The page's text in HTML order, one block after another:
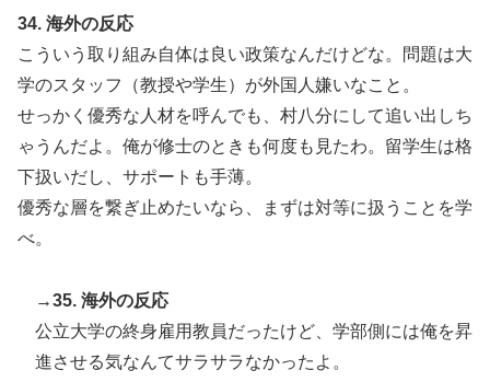
34. 海外の反応
こういう取り組み自体は良い政策なんだけどな。問題は大
学のスタッフ（教授や学生）が外国人嫌いなこと。
せっかく優秀な人材を呼んでも、村八分にして追い出しち
ゃうんだよ。俺が修士のときも何度も見たわ。留学生は格
下扱いだし、サポートも手薄。
優秀な層を繋ぎ止めたいなら、まずは対等に扱うことを学
べ。
→35. 海外の反応
公立大学の終身雇用教員だったけど、学部側には俺を昇
進させる気なんてサラサラなかったよ。